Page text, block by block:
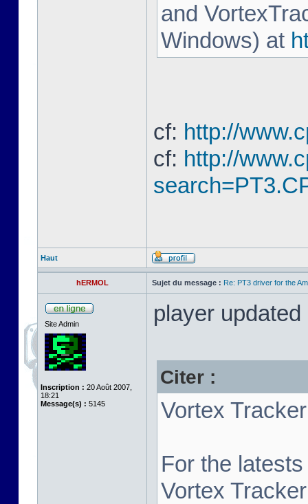
and
Windows) at
cf: http://
cf: http://
Haut
hERMOL Sujet du message : Re: PT3 driver for the
Site Admin
Inscription : 20 Août 2007,
18:21
Message(s) : 5145
player
Citer :
Vortex
For the
Vortex